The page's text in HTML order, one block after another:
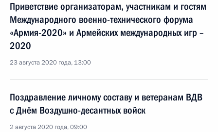
Приветствие организаторам, участникам и гостям
Международного военно-технического форума
«Армия-2020» и Армейских международных игр –
2020
23 августа 2020 года, 13:00
Поздравление личному составу и ветеранам ВДВ
с Днём Воздушно-десантных войск
2 августа 2020 года, 09:00